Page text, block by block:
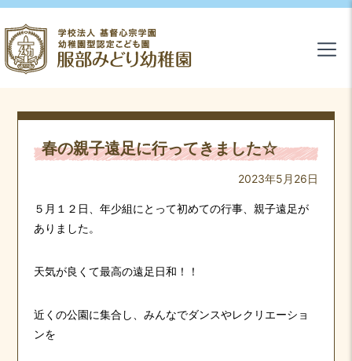
春の親子遠足に行ってきました☆
2023年5月26日
５月１２日、年少組にとって初めての行事、親子遠足が
ありました。
天気が良くて最高の遠足日和！！
近くの公園に集合し、みんなでダンスやレクリエーショ
ンを